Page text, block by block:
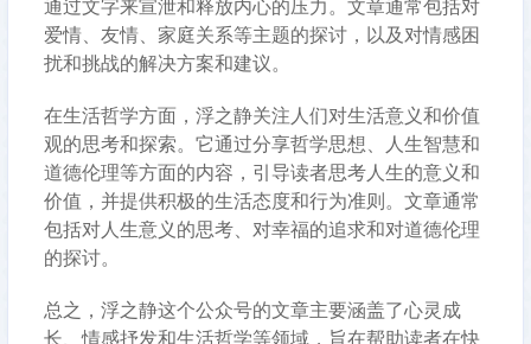
通过文字来宣泄和释放内心的压力。文章通常包括对
爱情、友情、家庭关系等主题的探讨，以及对情感困
扰和挑战的解决方案和建议。
在生活哲学方面，浮之静关注人们对生活意义和价值
观的思考和探索。它通过分享哲学思想、人生智慧和
道德伦理等方面的内容，引导读者思考人生的意义和
价值，并提供积极的生活态度和行为准则。文章通常
包括对人生意义的思考、对幸福的追求和对道德伦理
的探讨。
总之，浮之静这个公众号的文章主要涵盖了心灵成
长、情感抒发和生活哲学等领域，旨在帮助读者在快